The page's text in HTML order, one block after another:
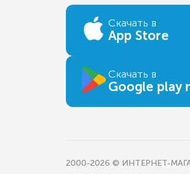
Скачать в
App Store
Скачать в
Google play
2000-2026 © ИНТЕРНЕТ-